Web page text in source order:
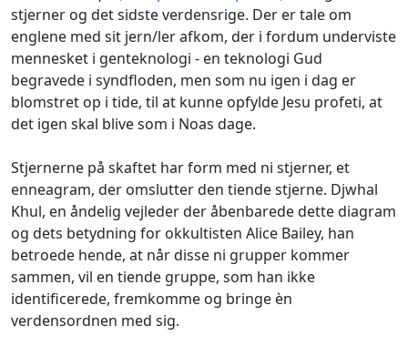
stjerner og det sidste verdensrige. Der er tale om
englene med sit jern/ler afkom, der i fordum underviste
mennesket i genteknologi - en teknologi Gud
begravede i syndfloden, men som nu igen i dag er
blomstret op i tide, til at kunne opfylde Jesu profeti, at
det igen skal blive som i Noas dage.
Stjernerne på skaftet har form med ni stjerner, et
enneagram, der omslutter den tiende stjerne. Djwhal
Khul, en åndelig vejleder der åbenbarede dette diagram
og dets betydning for okkultisten Alice Bailey, han
betroede hende, at når disse ni grupper kommer
sammen, vil en tiende gruppe, som han ikke
identificerede, fremkomme og bringe èn
verdensordnen med sig.